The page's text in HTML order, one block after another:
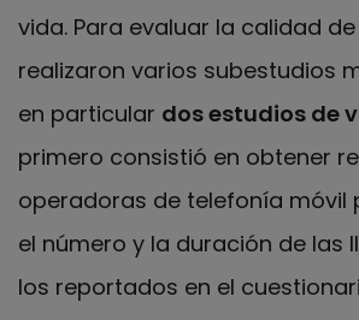
vida. Para evaluar la calidad
realizaron varios subestudios
en particular dos estudios de
primero consistió en obtener
operadoras de telefonía móvil
el número y la duración de las
los reportados en el